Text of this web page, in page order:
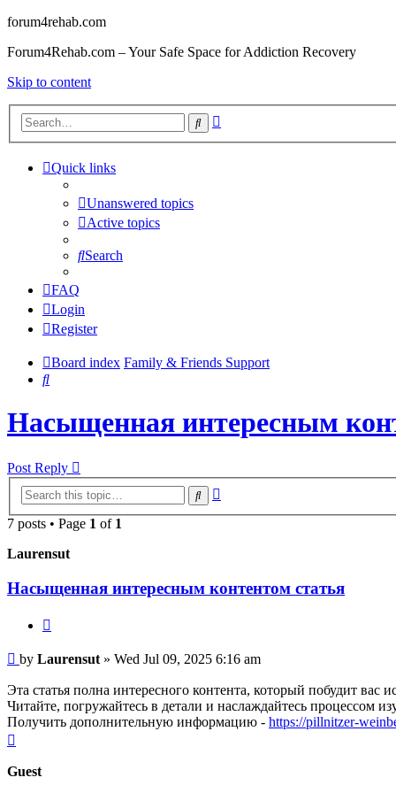
forum4rehab.com
Forum4Rehab.com – Your Safe Space for Addiction Recovery
Skip to content
Search
Quick links
Unanswered topics
Active topics
Search
FAQ
Login
Register
Board index Family & Friends Support
Search
Насыщенная интересным
Post Reply
Search
7 posts • Page 1 of 1
Laurensut
Насыщенная интересным контентом статья
Post
by Laurensut » Wed Jul 09, 2025 6:16 am
Эта статья полна интересного контента, который побудит
Читайте, погружайтесь в детали и наслаждайтесь процессом
Получить дополнительную информацию - https://pillnitzer-
Guest